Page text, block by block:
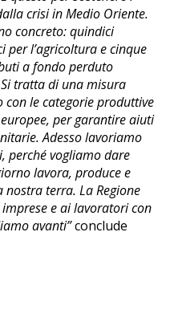
crisi in Medio Oriente.
concreto: quindici
per l’agricoltura e cinque
a fondo perduto
tratta di una misura
le categorie produttive
per garantire aiuti
Adesso lavoriamo
perché vogliamo dare
lavora, produce e
nostra terra. La Regione
e ai lavoratori con
avanti”conclude